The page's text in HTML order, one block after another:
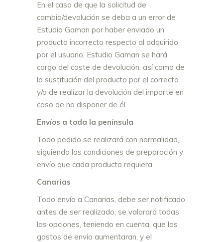
En el caso de que la solicitud de
cambio/devolución se deba a un error de
Estudio Gaman por haber enviado un
producto incorrecto respecto al adquirido
por el usuario, Estudio Gaman se hará
cargo del coste de devolución, así como de
la sustitución del producto por el correcto
y/o de realizar la devolución del importe en
caso de no disponer de él.
Envíos a toda la península
Todo pedido se realizará con normalidad,
siguiendo las condiciones de preparación y
envío que cada producto requiera.
Canarias
Todo envío a Canarias, debe ser notificado
antes de ser realizado, se valorará todas
las opciones, teniendo en cuenta, que los
gastos de envío aumentaran, y el